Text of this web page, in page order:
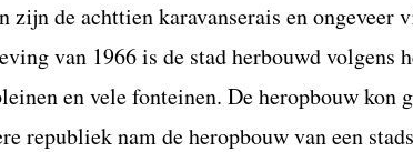
de achttien karavanserais en ongeveer
van 1966 is de stad herbouwd volgens
en vele fonteinen. De heropbouw kon
republiek nam de heropbouw van een